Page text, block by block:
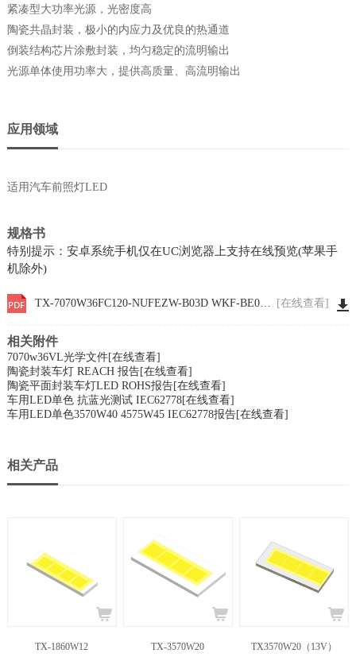
紧凑型大功率光源，光密度高
陶瓷共晶封装，极小的内应力及优良的热通道
倒装结构芯片涂敷封装，均匀稳定的流明输出
光源单体使用功率大，提供高质量、高流明输出
应用领域
适用汽车前照灯LED
规格书
特别提示：安卓系统手机仅在UC浏览器上支持在线预览(苹果手
机除外)
TX-7070W36FC120-NUFEZW-B03D WKF-BE0847 [在线查看]
相关附件
7070w36VL光学文件[在线查看]
陶瓷封装车灯 REACH 报告[在线查看]
陶瓷平面封装车灯LED ROHS报告[在线查看]
车用LED单色 抗蓝光测试 IEC62778[在线查看]
车用LED单色3570W40 4575W45 IEC62778报告[在线查看]
相关产品
TX-1860W12 TX-3570W20 TX3570W20（13V）